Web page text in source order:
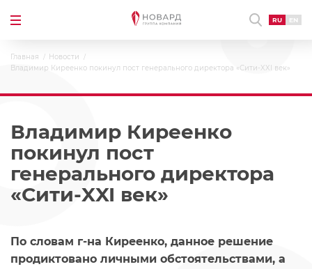
RU EN
Главная
Новости
Владимир Киреенко покинул пост генерального директора «Сити-XXI век»
Владимир Киреенко
покинул пост
генерального директора
«Сити-XXI век»
По словам г-на Киреенко, данное решение
продиктовано личными обстоятельствами, а